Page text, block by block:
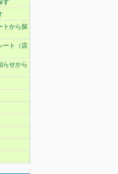
す
トから探
ート（店
らせから